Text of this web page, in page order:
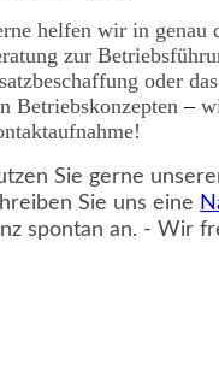
helfen wir in genau
zur
oder
Betriebskonzepten–
Sie gerne
Sie uns eine
spontan an. - Wir